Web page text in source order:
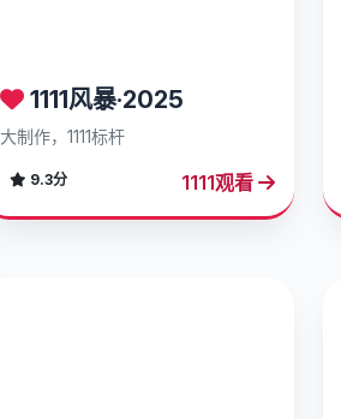
1111风暴·2025
大制作，1111标杆
9.3分 1111观看